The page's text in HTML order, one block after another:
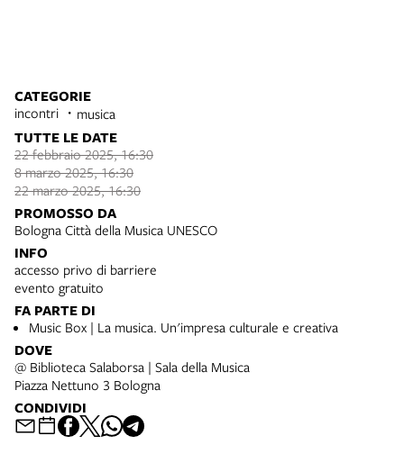
CATEGORIE
incontri musica
TUTTE LE DATE
22 febbraio 2025, 16:30
8 marzo 2025, 16:30
22 marzo 2025, 16:30
PROMOSSO DA
Bologna Città della Musica UNESCO
INFO
accesso privo di barriere
evento gratuito
FA PARTE DI
Music Box | La musica. Un'impresa culturale e creativa
DOVE
@ Biblioteca Salaborsa | Sala della Musica
Piazza Nettuno 3 Bologna
CONDIVIDI